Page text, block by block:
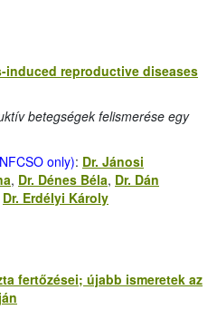
induced reproductive diseases
betegségek felismerése egy
only): Dr. Jánosi
, Dr. Dénes Béla, Dr. Dán
Dr. Erdélyi Károly
fertőzései; újabb ismeretek az